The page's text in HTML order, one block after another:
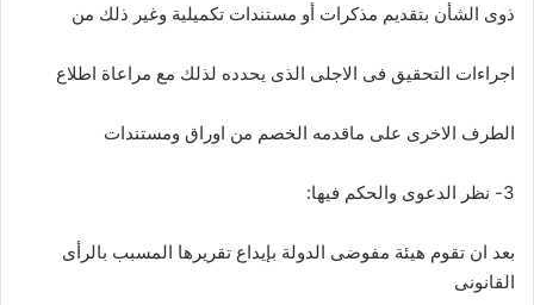
ذوى الشأن بتقديم مذكرات أو مستندات تكميلية وغير ذلك من
اجراءات التحقيق فى الاجلى الذى يحدده لذلك مع مراعاة اطلاع
الطرف الاخرى على ماقدمه الخصم من اوراق ومستندات
3- نظر الدعوى والحكم فيها:
بعد ان تقوم هيئة مفوضى الدولة بإيداع تقريرها المسبب بالرأى
القانونى